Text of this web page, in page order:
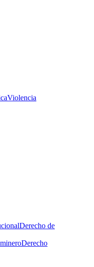
Violencia
Derecho de
Derecho